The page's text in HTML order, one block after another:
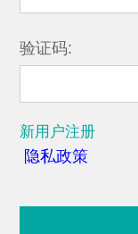
验证码:
新用户注册
隐私政策